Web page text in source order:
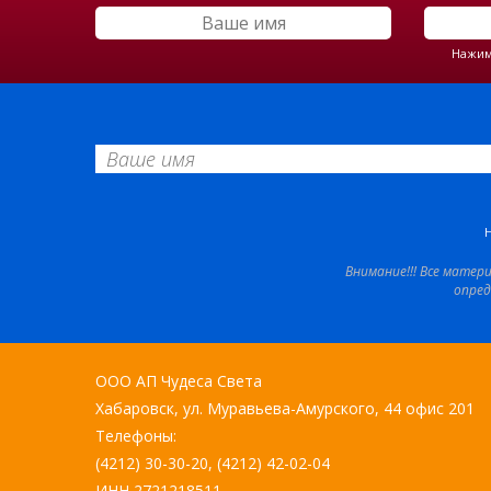
Внимание!!! Все
ООО АП Чудеса Света
Хабаровск, ул. Муравьева-Амурского, 44 офис 201
Телефоны:
(4212) 30-30-20, (4212) 42-02-04